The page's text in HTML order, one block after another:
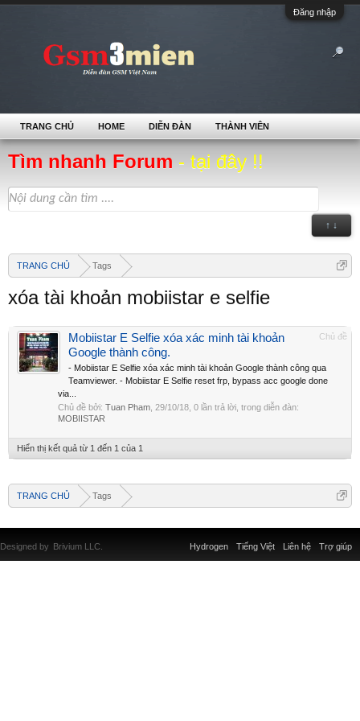
Đăng nhập
Tìm nhanh Forum - tại đây !!
↑ ↓
TRANG CHỦ Tags
xóa tài khoản mobiistar e selfie
Chủ đề
Mobiistar E Selfie xóa xác minh tài khoản
Google thành công.
- Mobiistar E Selfie xóa xác minh tài khoản Google thành công qua
Teamviewer. - Mobiistar E Selfie reset frp, bypass acc google done
via...
Chủ đề bởi: Tuan Pham 29/10/18 , 0 lần trả lời, trong diễn đàn:
MOBIISTAR
Hiển thị kết quả từ 1 đến 1 của 1
TRANG CHỦ Tags
TRANG CHỦ HOME DIỄN ĐÀN THÀNH VIÊN
Liên hệ Trợ giúp
Hydrogen Tiếng Việt
Designed by Brivium LLC.